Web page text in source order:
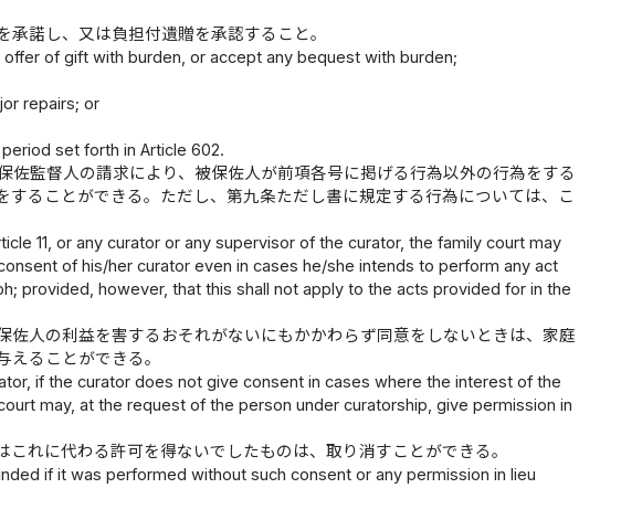
諾し、又は負担付遺贈を承認すること。
of gift with burden, or accept any bequest with burden;
repairs; or
set forth in Article 602.
監督人の請求により、被保佐人が前項各号に掲げる行為以外の行為をする
ることができる。ただし、第九条ただし書に規定する行為については、こ
11, or any curator or any supervisor of the curator, the family court may
of his/her curator even in cases he/she intends to perform any act
provided, however, that this shall not apply to the acts provided for in the
人の利益を害するおそれがないにもかかわらず同意をしないときは、家庭
ることができる。
if the curator does not give consent in cases where the interest of the
may, at the request of the person under curatorship, give permission in
れに代わる許可を得ないでしたものは、取り消すことができる。
if it was performed without such consent or any permission in lieu